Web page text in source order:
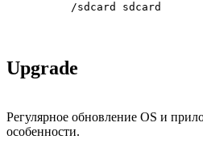
/sdcard sdcard
Upgrade
Регулярное обновление OS и
особенности.